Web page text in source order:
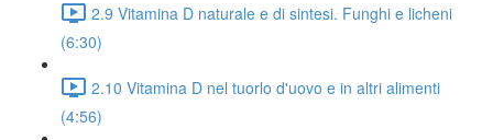
2.9 Vitamina D naturale e di sintesi. Funghi e licheni
(6:30)
2.10 Vitamina D nel tuorlo d'uovo e in altri alimenti
(4:56)